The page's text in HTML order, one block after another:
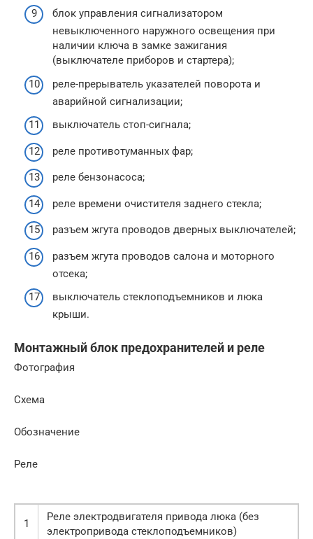
блок управления сигнализатором
невыключенного наружного освещения при
наличии ключа в замке зажигания
(выключателе приборов и стартера);
реле-прерыватель указателей поворота и
аварийной сигнализации;
выключатель стоп-сигнала;
реле противотуманных фар;
реле бензонасоса;
реле времени очистителя заднего стекла;
разъем жгута проводов дверных выключателей;
разъем жгута проводов салона и моторного
отсека;
выключатель стеклоподъемников и люка
крыши.
Монтажный блок предохранителей и реле
Фотография
Схема
Обозначение
Реле
1
Реле электродвигателя привода люка (без
электропривода стеклоподъемников)